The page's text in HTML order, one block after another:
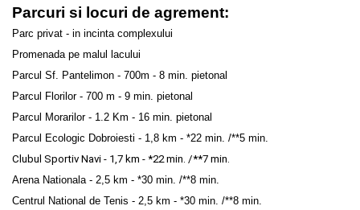
Parcuri si locuri de agrement:
Parc privat - in incinta complexului
Promenada pe malul lacului
Parcul Sf. Pantelimon - 700m - 8 min. pietonal
Parcul Florilor - 700 m - 9 min. pietonal
Parcul Morarilor - 1.2 Km - 16 min. pietonal
Parcul Ecologic Dobroiesti - 1,8 km - *22 min. /**5 min.
Clubul Sportiv Navi - 1,7 km - *22 min. /**7 min.
Arena Nationala - 2,5 km - *30 min. /**8 min.
Centrul National de Tenis - 2,5 km - *30 min. /**8 min.